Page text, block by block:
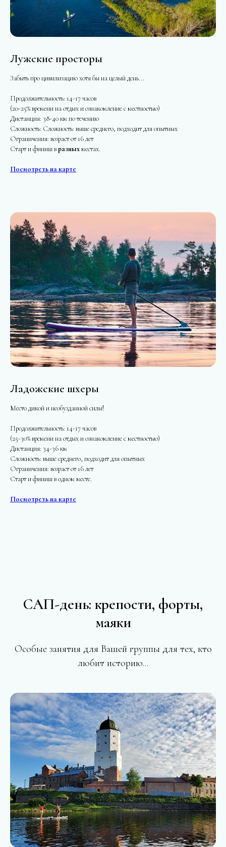
Лужские просторы
Забыть про цивилизацию хотя бы на целый день...
Продолжительность: 14-17 часов
(20-25% времени на отдых и ознакомление с местностью)
Дистанция: 38-40 км по течению
Сложность: Сложность: выше среднего, подходит для опытных
Ограничения: возраст от 16 лет
Старт и финиш вразныхместах.
Посмотреть на карте
Ладожские шхеры
Место дикой и необузданной силы!
Продолжительность: 14-17 часов
(25-30% времени на отдых и ознакомление с местностью)
Дистанция: 34-36 км
Сложность: выше среднего, подходит для опытных
Ограничения: возраст от 16 лет
Старт и финиш в одном месте.
Посмотреть на карте
САП-день: крепости, форты,
маяки
Особые занятия для Вашей группы для тех, кто
любит историю...